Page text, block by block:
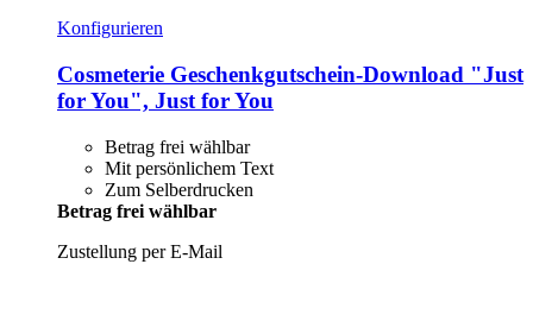
Konfigurieren
Cosmeterie Geschenkgutschein-​Download "Just
for You", Just for You
Betrag frei wählbar
Mit persönlichem Text
Zum Selberdrucken
Betrag frei wählbar
Zustellung per E-Mail